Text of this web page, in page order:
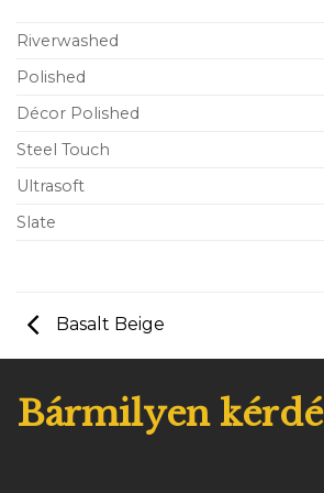
Riverwashed
Polished
Décor Polished
Steel Touch
Ultrasoft
Slate
Basalt Beige
Bármilyen